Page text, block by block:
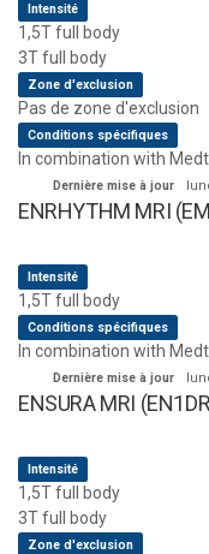
Intensité
1,5T full body
3T full body
Zone d'exclusion
Pas de zone d'exclusion
Conditions spécifiques
In combination with
Dernière mise à jour
ENRHYTHM MRI
Intensité
1,5T full body
Conditions spécifiques
In combination with
Dernière mise à jour
ENSURA MRI
Intensité
1,5T full body
3T full body
Zone d'exclusion